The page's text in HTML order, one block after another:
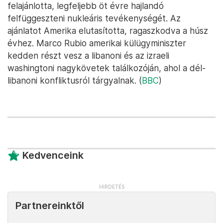
felajánlotta, legfeljebb öt évre hajlandó
felfüggeszteni nukleáris tevékenységét. Az
ajánlatot Amerika elutasította, ragaszkodva a húsz
évhez. Marco Rubio amerikai külügyminiszter
kedden részt vesz a libanoni és az izraeli
washingtoni nagykövetek találkozóján, ahol a dél-
libanoni konfliktusról tárgyalnak. (BBC)
Kedvenceink
Partnereinktől